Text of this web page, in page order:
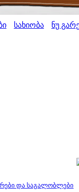
სახიობა ნუ
და საგალობლები